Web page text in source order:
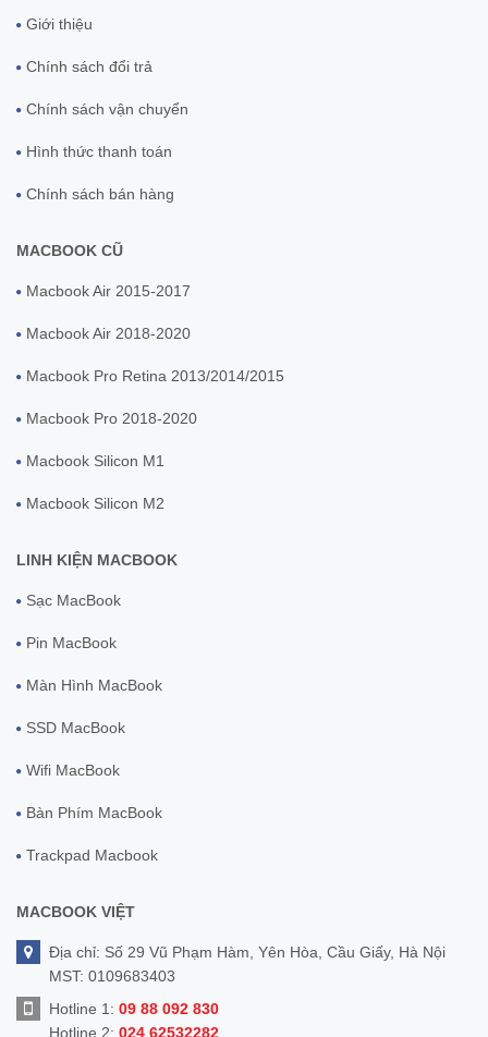
Giới thiệu
Chính sách đổi trả
Chính sách vận chuyển
Hình thức thanh toán
Chính sách bán hàng
MACBOOK CŨ
Macbook Air 2015-2017
Macbook Air 2018-2020
Macbook Pro Retina 2013/2014/2015
Macbook Pro 2018-2020
Macbook Silicon M1
Macbook Silicon M2
LINH KIỆN MACBOOK
Sạc MacBook
Pin MacBook
Màn Hình MacBook
SSD MacBook
Wifi MacBook
Bàn Phím MacBook
Trackpad Macbook
MACBOOK VIỆT
Địa chỉ: Số 29 Vũ Phạm Hàm, Yên Hòa, Cầu Giấy, Hà Nội
MST: 0109683403
Hotline 1: 09 88 092 830
Hotline 2: 024 62532282